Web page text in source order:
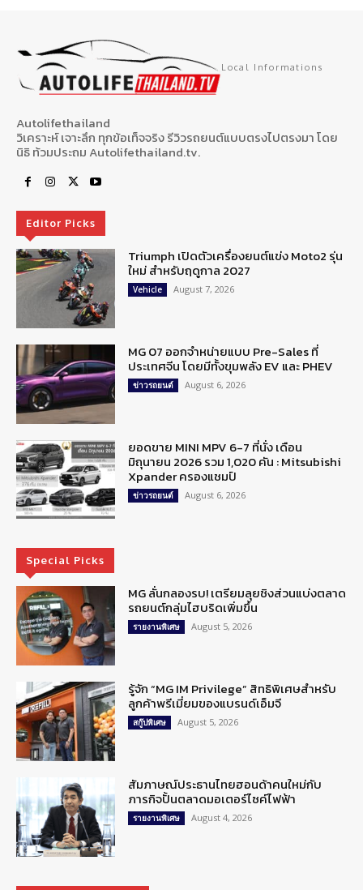
Local Informations
Autolifethailand
วิเคราะห์ เจาะลึก ทุกข้อเท็จจริง รีวิวรถยนต์แบบตรงไปตรงมา โดย
นิธิ ท้วมประถม Autolifethailand.tv.
Editor Picks
Triumph เปิดตัวเครื่องยนต์แข่ง Moto2 รุ่น
ใหม่ สำหรับฤดูกาล 2027
Vehicle August 7, 2026
MG 07 ออกจำหน่ายแบบ Pre-Sales ที่
ประเทศจีน โดยมีทั้งขุมพลัง EV และ PHEV
ข่าวรถยนต์ August 6, 2026
ยอดขาย MINI MPV 6-7 ที่นั่ง เดือน
มิถุนายน 2026 รวม 1,020 คัน : Mitsubishi
Xpander ครองแชมป์
ข่าวรถยนต์ August 6, 2026
Special Picks
MG ลั่นกลองรบ! เตรียมลุยชิงส่วนแบ่งตลาด
รถยนต์กลุ่มไฮบริดเพิ่มขึ้น
รายงานพิเศษ August 5, 2026
รู้จัก “MG IM Privilege” สิทธิพิเศษสำหรับ
ลูกค้าพรีเมี่ยมของแบรนด์เอ็มจี
สกู๊ปพิเศษ August 5, 2026
สัมภาษณ์ประธานไทยฮอนด้าคนใหม่กับ
ภารกิจปั้นตลาดมอเตอร์ไซค์ไฟฟ้า
รายงานพิเศษ August 4, 2026